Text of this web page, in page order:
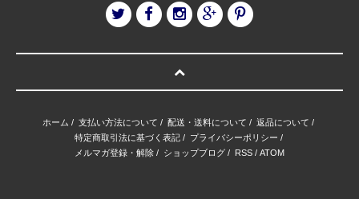
ホーム / 支払い方法について / 配送・送料について / 返品について /
特定商取引法に基づく表記/ プライバシーポリシー /
メルマガ登録・解除 / ショップブログ / RSS / ATOM